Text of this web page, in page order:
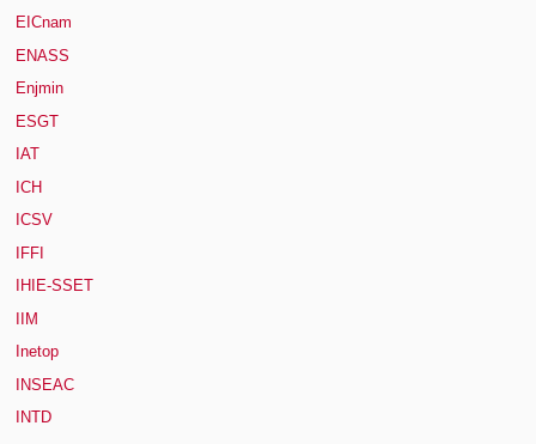
EICnam
ENASS
Enjmin
ESGT
IAT
ICH
ICSV
IFFI
IHIE-SSET
IIM
Inetop
INSEAC
INTD